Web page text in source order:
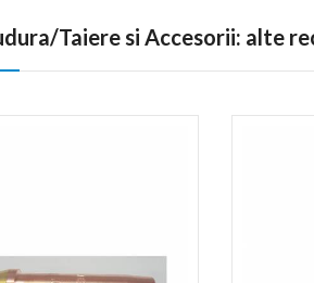
Taiere si Accesorii: alte